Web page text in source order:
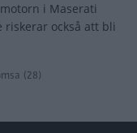
i Maserati
också att bli
(28)